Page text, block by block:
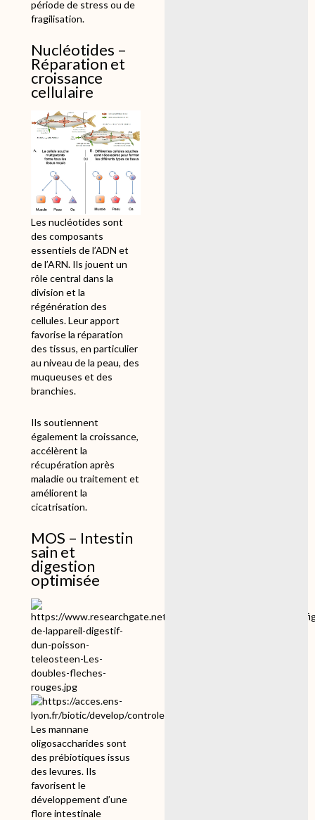
période de stress ou de
fragilisation.
Nucléotides –
Réparation et
croissance
cellulaire
Les nucléotides sont
des composants
essentiels de l’ADN et
de l’ARN. Ils jouent un
rôle central dans la
division et la
régénération des
cellules. Leur apport
favorise la réparation
des tissus, en particulier
au niveau de la peau, des
muqueuses et des
branchies.
Ils soutiennent
également la croissance,
accélèrent la
récupération après
maladie ou traitement et
améliorent la
cicatrisation.
MOS – Intestin
sain et
digestion
optimisée
Les mannane
oligosaccharides sont
des prébiotiques issus
des levures. Ils
favorisent le
développement d’une
flore intestinale